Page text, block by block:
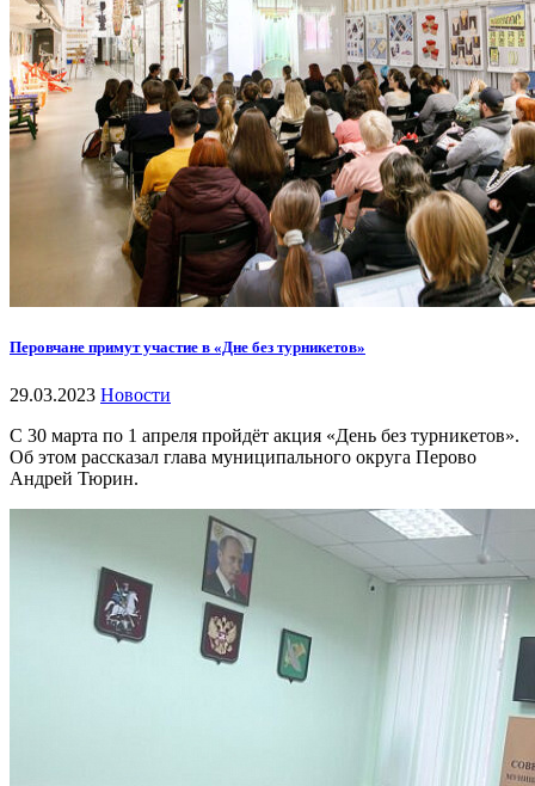
Перовчане примут участие в «Дне без турникетов»
29.03.2023 Новости
С 30 марта по 1 апреля пройдёт акция «День без турникетов».
Об этом рассказал глава муниципального округа Перово
Андрей Тюрин.